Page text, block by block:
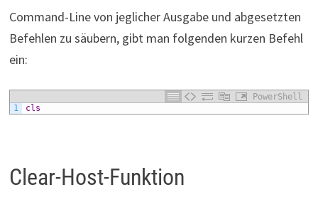
Command-Line von jeglicher Ausgabe und abgesetzten
Befehlen zu säubern, gibt man folgenden kurzen Befehl
ein:
PowerShell
1
cls
Clear-Host-Funktion